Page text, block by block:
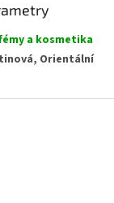
a kosmetika
Orientální